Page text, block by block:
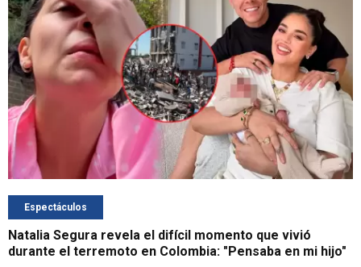
Espectáculos
Natalia Segura revela el difícil momento que vivió
durante el terremoto en Colombia: "Pensaba en mi hijo"